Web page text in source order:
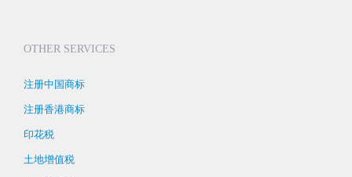
OTHER SERVICES
注册中国商标
注册香港商标
印花税
土地增值税